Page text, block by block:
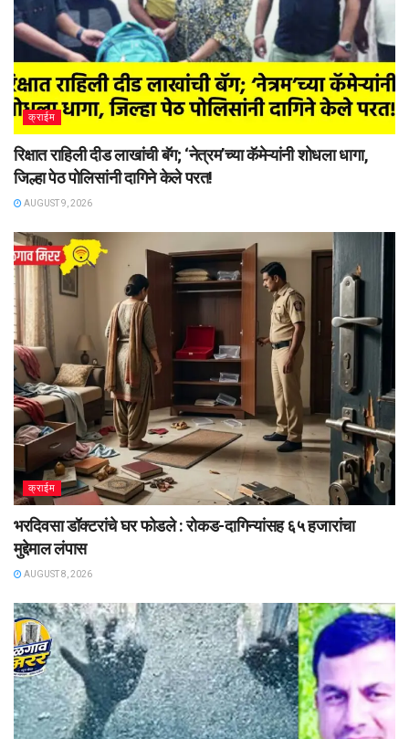
क्राईम
रिक्षात राहिली दीड लाखांची बॅग; ‘नेत्रम’च्या कॅमेऱ्यांनी शोधला धागा,
जिल्हा पेठ पोलिसांनी दागिने केले परत!
AUGUST 9, 2026
क्राईम
भरदिवसा डॉक्टरांचे घर फोडले : रोकड-दागिन्यांसह ६५ हजारांचा
मुद्देमाल लंपास
AUGUST 8, 2026